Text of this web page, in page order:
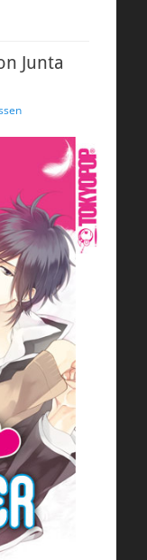
Junta